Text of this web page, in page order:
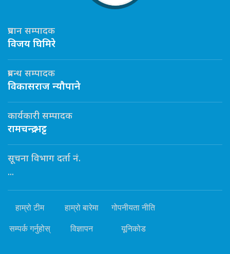
प्रधान सम्पादक
विजय घिमिरे
प्रबन्ध सम्पादक
विकासराज न्यौपाने
कार्यकारी सम्पादक
रामचन्द्र भट्ट
सूचना विभाग दर्ता नं.
...
हाम्रो टीम हाम्रो बारेमा गोपनीयता नीति
सम्पर्क गर्नुहोस् विज्ञापन यूनिकोड